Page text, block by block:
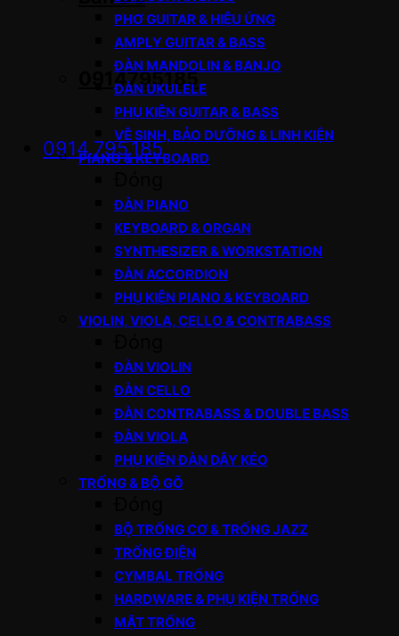
0914795185
0914.795.185
PHƠ GUITAR & HIỆU ỨNG
AMPLY GUITAR & BASS
ĐÀN MANDOLIN & BANJO
ĐÀN UKULELE
PHỤ KIỆN GUITAR & BASS
VỆ SINH, BẢO DƯỠNG & LINH KIỆN
PIANO & KEYBOARD
ĐÀN PIANO
KEYBOARD & ORGAN
SYNTHESIZER & WORKSTATION
ĐÀN ACCORDION
PHỤ KIỆN PIANO & KEYBOARD
VIOLIN, VIOLA, CELLO & CONTRABASS
ĐÀN VIOLIN
ĐÀN CELLO
ĐÀN CONTRABASS & DOUBLE BASS
ĐÀN VIOLA
PHỤ KIỆN ĐÀN DÂY KÉO
TRỐNG & BỘ GÕ
BỘ TRỐNG CƠ & TRỐNG JAZZ
TRỐNG ĐIỆN
CYMBAL TRỐNG
HARDWARE & PHỤ KIỆN TRỐNG
MẶT TRỐNG